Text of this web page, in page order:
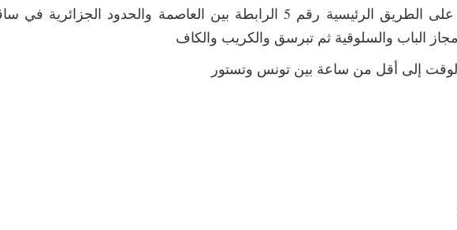
ـ موقع تستور استراتيجي على الطريق الرئيسية رقم 5 الرابطة بين العاصمة
الباب والسلوقية ثم تبرسق والكريب والكاف
إلى أقل من ساعة بين تونس وتستور